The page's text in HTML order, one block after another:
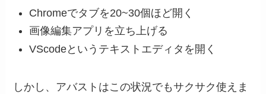
Chromeでタブを20~30個ほど開く
画像編集アプリを立ち上げる
VScodeというテキストエディタを開く
しかし、 アバストはこの状況でもサクサク使えま